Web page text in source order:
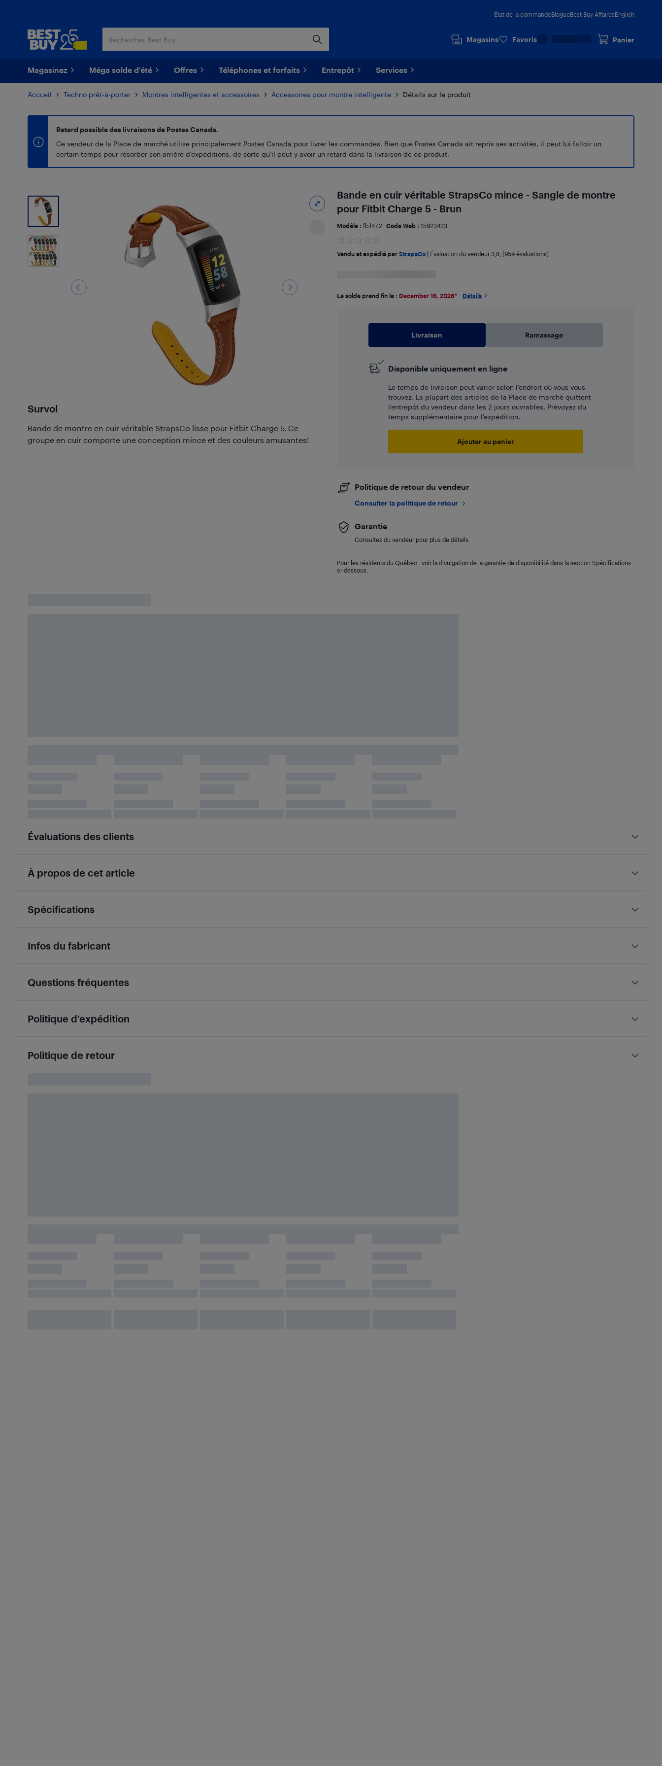
État de la commandeBlogueBest Buy AffairesEnglish
Magasins Favoris Panier
Magasinez Méga solde d'été Offres Téléphones et forfaits Entrepôt Services
Accueil Techno prêt-à-porter Montres intelligentes et accessoires Accessoires pour montre intelligente Détails sur le produit
Retard possible des livraisons de Postes Canada.
Ce vendeur de la Place de marché utilise principalement Postes Canada pour livrer les commandes. Bien que Postes Canada ait repris ses activités, il peut lui falloir un
certain temps pour résorber son arriéré d’expéditions, de sorte qu’il peut y avoir un retard dans la livraison de ce produit.
Survol
Bande de montre en cuir véritable StrapsCo lisse pour Fitbit Charge 5. Ce
groupe en cuir comporte une conception mince et des couleurs amusantes!
Bande en cuir véritable StrapsCo mince - Sangle de montre
pour Fitbit Charge 5 - Brun
Modèle : fb.l47.2 Code Web : 15923423
Vendu et expédié par StrapsCo| Évaluation du vendeur 3,8; (959 évaluations)
Le solde prend fin le : December 16, 2026* Détails
Livraison Ramassage
Disponible uniquement en ligne
Le temps de livraison peut varier selon l'endroit où vous vous
trouvez. La plupart des articles de la Place de marché quittent
l’entrepôt du vendeur dans les 2 jours ouvrables. Prévoyez du
temps supplémentaire pour l’expédition.
Ajouter au panier
Politique de retour du vendeur
Consulter la politique de retour
Garantie
Consultez du vendeur pour plus de détails.
Pour les résidents du Québec : voir la divulgation de la garantie de disponibilité dans la section Spécifications
ci-dessous.
Évaluations des clients
À propos de cet article
Spécifications
Infos du fabricant
Questions fréquentes
Politique d’expédition
Politique de retour